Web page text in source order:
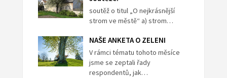
soutěž o titul „O nejkrásnější
strom ve městě“ a) strom…
NAŠE ANKETA O ZELENI
V rámci tématu tohoto měsíce
jsme se zeptali řady
respondentů, jak…